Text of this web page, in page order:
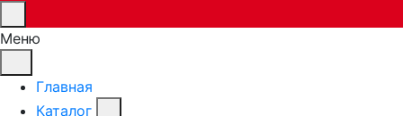
Меню
Главная
Каталог